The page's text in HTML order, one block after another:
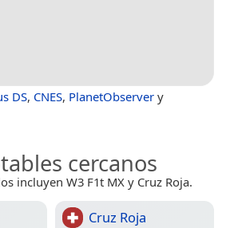
DS, CNES, PlanetObserver y
cercanos
incluyen W3 F1t MX y Cruz Roja.
Cruz Roja